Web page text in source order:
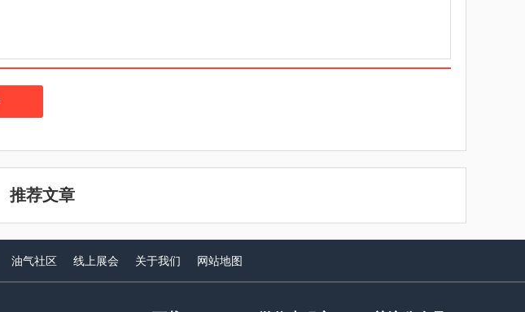
推荐文章
油气社区 线上展会 关于我们 网站地图